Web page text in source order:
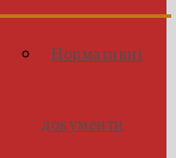
Нормативні
документи